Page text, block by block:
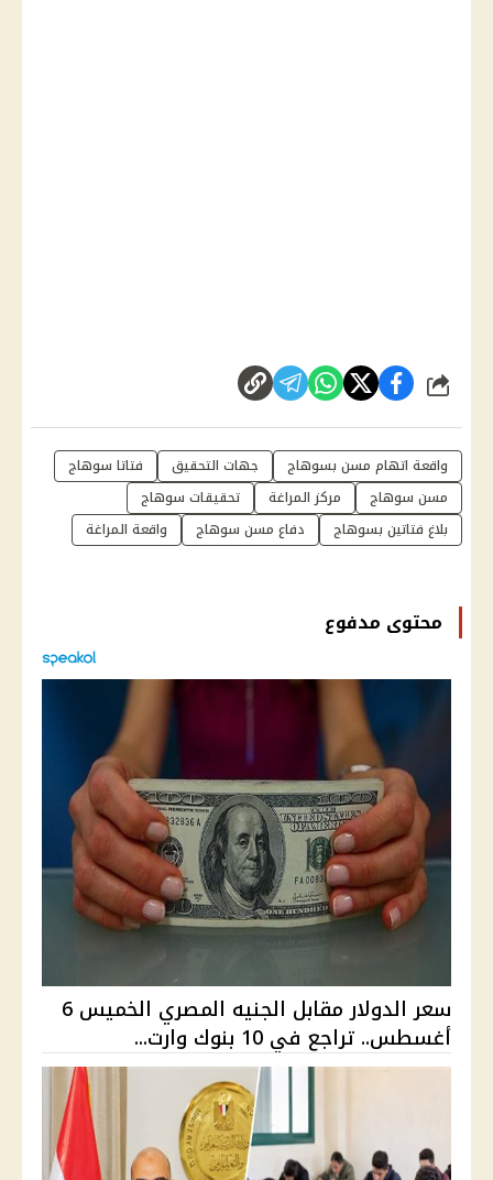
شارك
واقعة اتهام مسن بسوهاج جهات التحقيق
فتاتا سوهاج
مسن سوهاج
مركز المراغة
تحقيقات سوهاج
بلاغ فتاتين بسوهاج
دفاع مسن سوهاج واقعة المراغة
محتوى مدفوع
سعر الدولار مقابل الجنيه المصري الخميس 6
أغسطس.. تراجع في 10 بنوك وارت...